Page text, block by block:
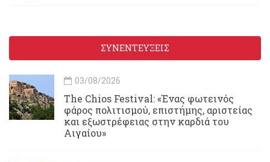
ΣΥΝΕΝΤΕΥΞΕΙΣ
03/08/2026
Τhe Chios Festival: «Ένας φωτεινός
φάρος πολιτισμού, επιστήμης, αριστείας
και εξωστρέφειας στην καρδιά του
Αιγαίου»